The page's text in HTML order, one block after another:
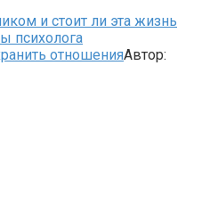
и стоит ли эта жизнь
психолога
отношенияАвтор: